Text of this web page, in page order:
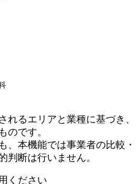
るエリアと業種に基づき、
のです。
、本機能では事業者の比較・
判断は行いません。
ください